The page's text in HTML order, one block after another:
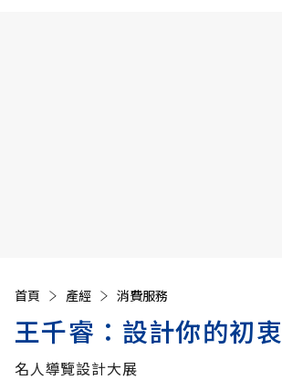
首頁 產經 消費服務
王千睿：設計你的初衷
名人導覽設計大展